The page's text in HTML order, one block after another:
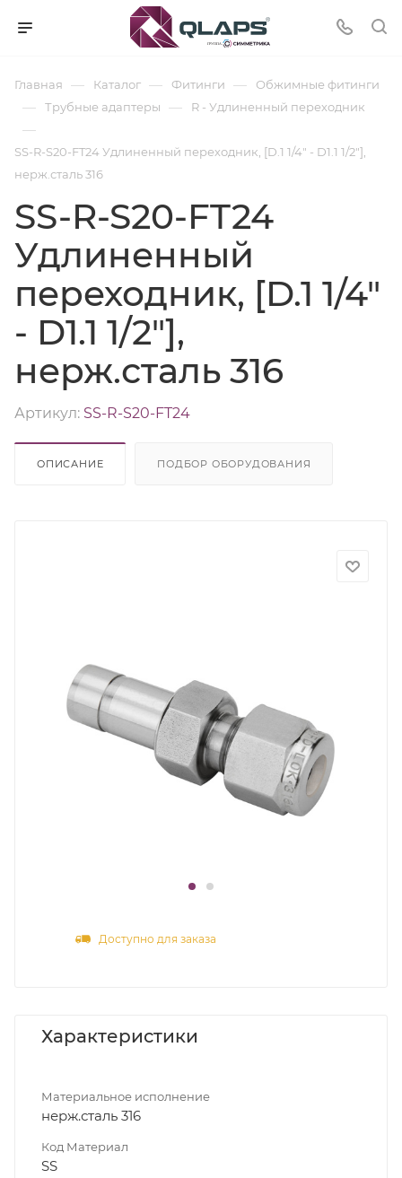
Главная — Каталог — Фитинги — Обжимные фитинги
— Трубные адаптеры — R - Удлиненный переходник
—
SS-R-S20-FT24 Удлиненный переходник, [D.1 1/4" - D1.1 1/2"],
нерж.сталь 316
SS-R-S20-FT24
Удлиненный
переходник, [D.1 1/4"
- D1.1 1/2"],
нерж.сталь 316
Артикул: SS-R-S20-FT24
ОПИСАНИЕ ПОДБОР ОБОРУДОВАНИЯ
Доступно для заказа
Характеристики
Материальное исполнение
нерж.сталь 316
Код Материал
SS